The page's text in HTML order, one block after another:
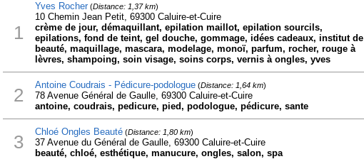
1
Yves Rocher(Distance: 1,37 km)
10 Chemin Jean Petit, 69300 Caluire-et-Cuire
crème de jour, démaquillant, epilation maillot, epilation sourcils,
epilations, fond de teint, gel douche, gommage, idées cadeaux, institut de
beauté, maquillage, mascara, modelage, monoï, parfum, rocher, rouge à
lèvres, shampoing, soin visage, soins corps, vernis à ongles, yves
2 Antoine Coudrais - Pédicure-podologue(Distance: 1,64 km)
78 Avenue Général de Gaulle, 69300 Caluire-et-Cuire
antoine, coudrais, pedicure, pied, podologue, pédicure, sante
3 Chloé Ongles Beauté(Distance: 1,80 km)
37 Avenue du Général de Gaulle, 69300 Caluire-et-Cuire
beauté, chloé, esthétique, manucure, ongles, salon, spa